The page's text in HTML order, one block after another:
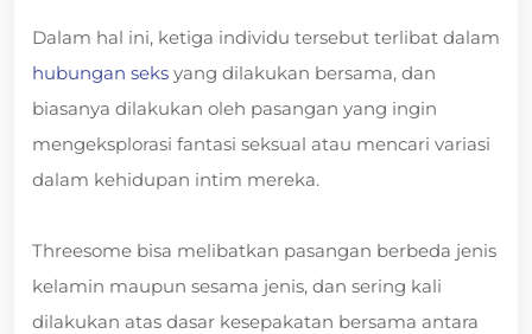
Dalam hal ini, ketiga individu tersebut terlibat dalam
hubungan seks yang dilakukan bersama, dan
biasanya dilakukan oleh pasangan yang ingin
mengeksplorasi fantasi seksual atau mencari variasi
dalam kehidupan intim mereka.
Threesome bisa melibatkan pasangan berbeda jenis
kelamin maupun sesama jenis, dan sering kali
dilakukan atas dasar kesepakatan bersama antara